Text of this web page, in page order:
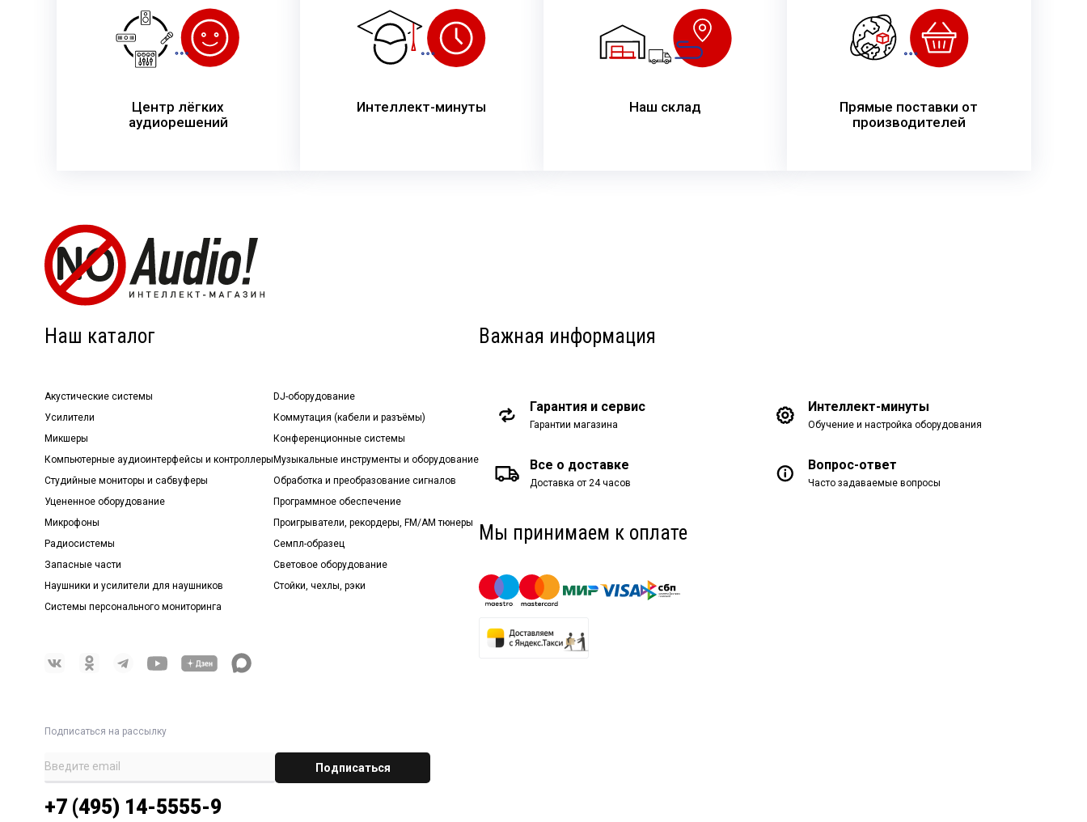
Центр лёгких
аудиорешений
Интеллект-минуты Наш склад
Прямые поставки от
производителей
Наш каталог
Акустические системы
Усилители
Микшеры
Компьютерные аудиоинтерфейсы и контроллеры
Студийные мониторы и сабвуферы
Уцененное оборудование
Микрофоны
Радиосистемы
Запасные части
Наушники и усилители для наушников
Системы персонального мониторинга
DJ-оборудование
Коммутация (кабели и разъёмы)
Конференционные системы
Музыкальные инструменты и оборудование
Обработка и преобразование сигналов
Программное обеспечение
Проигрыватели, рекордеры, FM/AM тюнеры
Семпл-образец
Световое оборудование
Стойки, чехлы, рэки
Подписаться на рассылку
+7 (495) 14-5555-9
Важная информация
Гарантия и сервис
Гарантии магазина
Интеллект-минуты
Обучение и настройка оборудования
Все о доставке
Доставка от 24 часов
Вопрос-ответ
Часто задаваемые вопросы
Мы принимаем к оплате